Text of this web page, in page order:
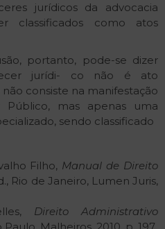
jurídicos da advocacia
classificados como atos
portanto, pode-se dizer
jurídi- co não é ato
consiste na manifestação
mas apenas uma
sendo classificado
Filho, Manual de Direito
Rio de Janeiro, Lumen Juris,
Direito
Administrativo